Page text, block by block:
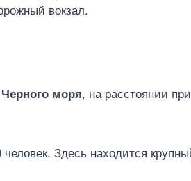
вокзал.
моря, на расстоянии
Здесь находится